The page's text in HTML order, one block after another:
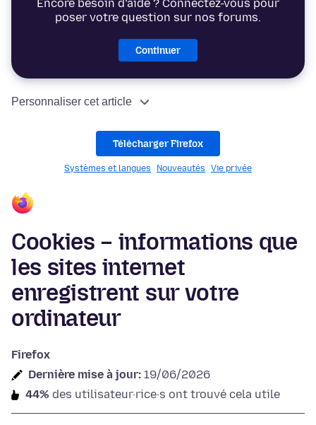
Encore besoin d’aide ? Connectez-vous pour
poser votre question sur nos forums.
Continuer
Personnaliser cet article
Télécharger Firefox
Systèmes et langues Nouveautés Vie privée
Cookies – informations que
les sites internet
enregistrent sur votre
ordinateur
Firefox
Dernière mise à jour: 19/06/2026
44% des utilisateur·rice·s ont trouvé cela utile